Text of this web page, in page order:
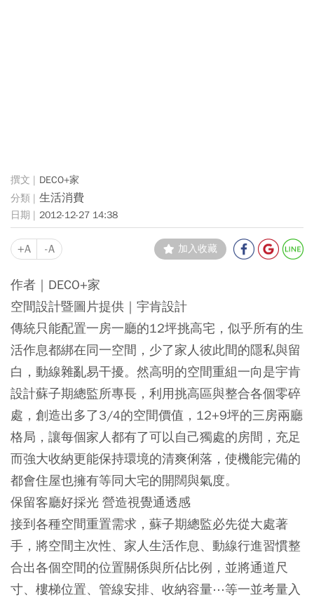
DECO+家
生活消費
2012-12-27 14:38
+A -A 加入收藏
作者｜DECO+家
空間設計暨圖片提供｜宇肯設計
傳統只能配置一房一廳的12坪挑高宅，似乎所有的生
活作息都綁在同一空間，少了家人彼此間的隱私與留
白，動線雜亂易干擾。然高明的空間重組一向是宇肯
設計蘇子期總監所專長，利用挑高區與整合各個零碎
處，創造出多了3/4的空間價值，12+9坪的三房兩廳
格局，讓每個家人都有了可以自己獨處的房間，充足
而強大收納更能保持環境的清爽俐落，使機能完備的
都會住屋也擁有等同大宅的開闊與氣度。
保留客廳好採光 營造視覺通透感
接到各種空間重置需求，蘇子期總監必先從大處著
手，將空間主次性、家人生活作息、動線行進習慣整
合出各個空間的位置關係與所佔比例，並將通道尺
寸、樓梯位置、管線安排、收納容量⋯等一並考量入